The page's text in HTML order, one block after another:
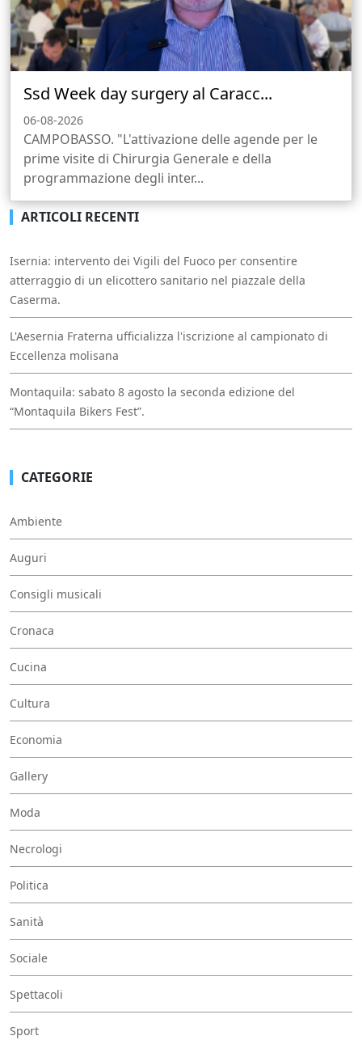
Ssd Week day surgery al Caracc...
06-08-2026
CAMPOBASSO. "L'attivazione delle agende per le
prime visite di Chirurgia Generale e della
programmazione degli inter...
ARTICOLI RECENTI
Isernia: intervento dei Vigili del Fuoco per consentire
atterraggio di un elicottero sanitario nel piazzale della
Caserma.
L'Aesernia Fraterna ufficializza l'iscrizione al campionato di
Eccellenza molisana
Montaquila: sabato 8 agosto la seconda edizione del
“Montaquila Bikers Fest”.
CATEGORIE
Ambiente
Auguri
Consigli musicali
Cronaca
Cucina
Cultura
Economia
Gallery
Moda
Necrologi
Politica
Sanità
Sociale
Spettacoli
Sport